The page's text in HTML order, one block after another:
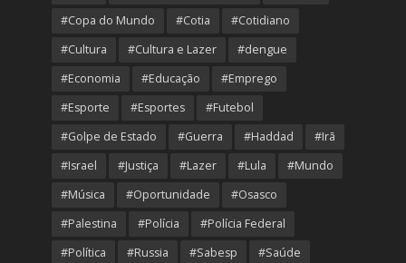
#Copa do Mundo
#Cotia
#Cotidiano
#Cultura
#Cultura e Lazer
#dengue
#Economia
#Educação
#Emprego
#Esporte
#Esportes
#Futebol
#Golpe de Estado
#Guerra #Haddad
#Irã
#Israel
#Justiça #Lazer #Lula
#Mundo
#Música
#Oportunidade
#Osasco
#Palestina
#Polícia
#Polícia Federal
#Política
#Russia #Sabesp #Saúde